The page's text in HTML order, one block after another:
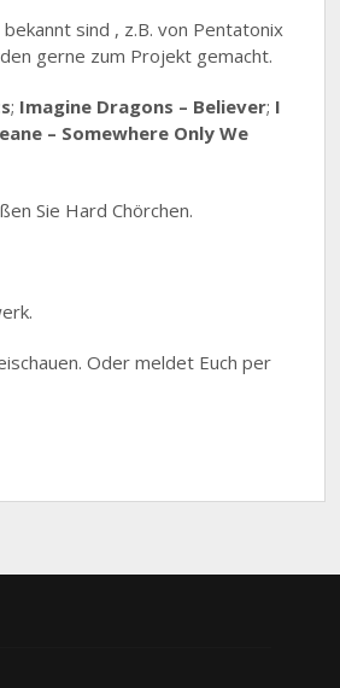
sind , z.B. von Pentatonix
gerne zum Projekt gemacht.
; Imagine Dragons – Believer; I
– Somewhere Only We
Sie Hard Chörchen.
Oder meldet Euch per